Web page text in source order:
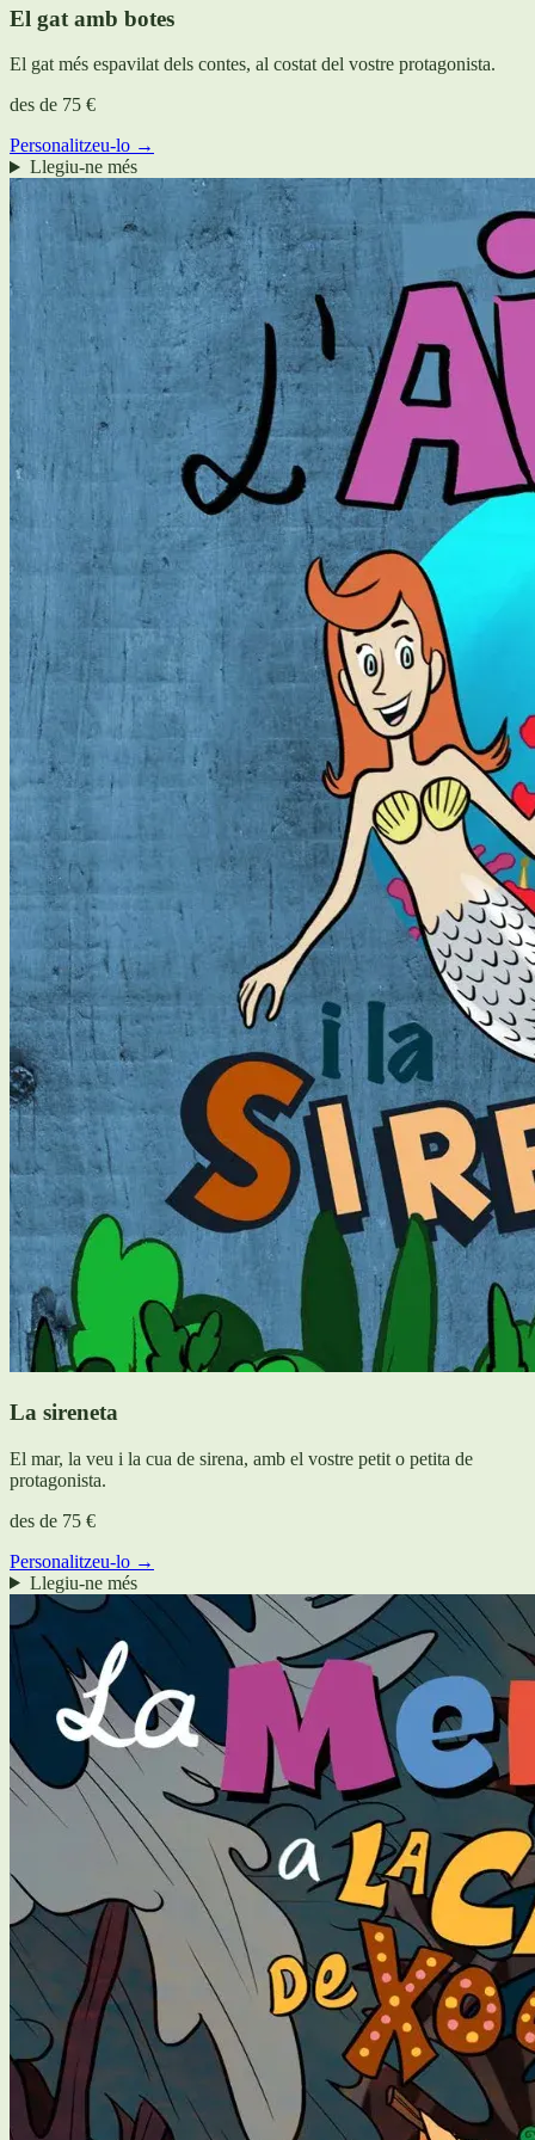
El gat amb botes
El gat més espavilat dels contes, al costat del vostre protagonista.
des de 75 €
Personalitzeu-lo →
Llegiu-ne més
La sireneta
El mar, la veu i la cua de sirena, amb el vostre petit o petita de
protagonista.
des de 75 €
Personalitzeu-lo →
Llegiu-ne més